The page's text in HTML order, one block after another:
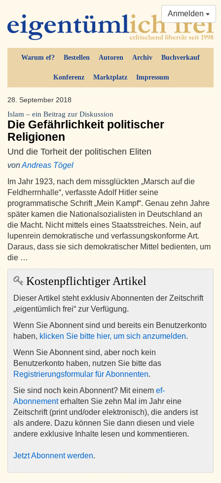
Warum ef? Bestellen Autoren Archiv Buchverkauf
Konferenz Marktplatz Impressum
Anmelden
28. September 2018
Islam – ein Beitrag zur Diskussion
Die Gefährlichkeit politischer
Religionen
Und die Torheit der politischen Eliten
vonAndreas Tögel
Im Jahr 1923, nach dem missglückten „Marsch auf die
Feldherrnhalle“, verfasste Adolf Hitler seine
programmatische Schrift „Mein Kampf“. Genau zehn Jahre
später kamen die Nationalsozialisten in Deutschland an
die Macht. Nicht mittels eines Staatsstreiches. Nein, auf
lupenrein demokratische und verfassungskonforme Art.
Daraus, dass sie sich demokratischer Mittel bedienten, um
die …
Kostenpflichtiger Artikel
Dieser Artikel steht exklusiv Abonnenten der Zeitschrift
„eigentümlich frei“ zur Verfügung.
Wenn Sie Abonnent sind und bereits ein Benutzerkonto
haben, klicken Sie bitte hier, um sich anzumelden.
Wenn Sie Abonnent sind, aber noch kein
Benutzerkonto haben, nutzen Sie bitte das
Registrierungsformular für Abonnenten.
Sie sind noch kein Abonnent? Mit einem ef-
Abonnementerhalten Sie zehn Mal im Jahr eine
Zeitschrift (print und/oder elektronisch), die anders ist
als andere. Dazu können Sie dann diesen und viele
andere exklusive Inhalte lesen und kommentieren.
Jetzt Abonnent werden.